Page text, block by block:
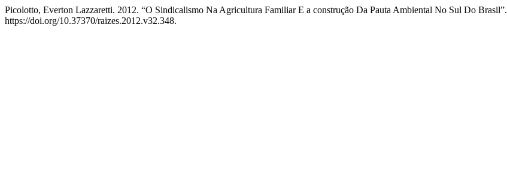
Picolotto, Everton Lazzaretti. 2012. “O Sindicalismo Na Agricultura Familiar E a construção Da Pauta Ambiental No Sul Do Brasil”.
https://doi.org/10.37370/raizes.2012.v32.348.